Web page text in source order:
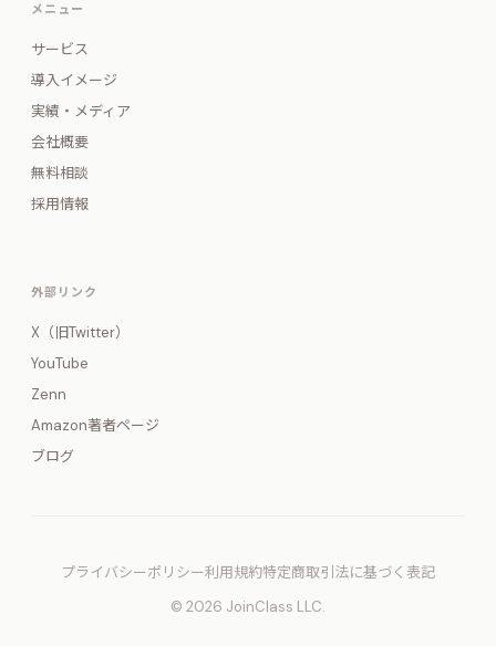
メニュー
サービス
導入イメージ
実績・メディア
会社概要
無料相談
採用情報
外部リンク
X（旧Twitter）
YouTube
Zenn
Amazon著者ページ
ブログ
プライバシーポリシー利用規約特定商取引法に基づく表記
© 2026 JoinClass LLC.